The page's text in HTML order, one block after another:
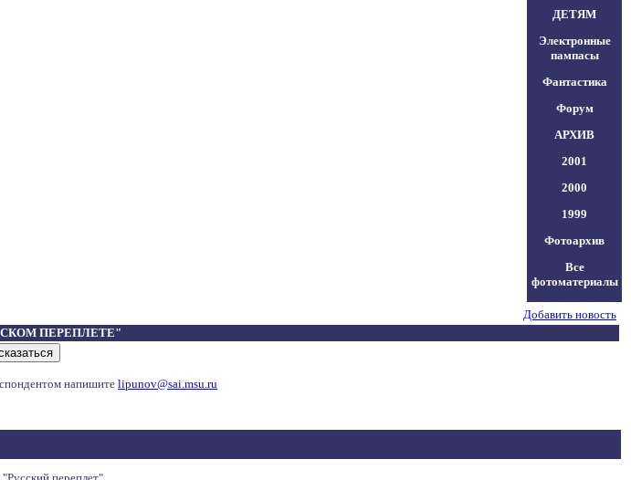
ДЕТЯМ
Электронные
пампасы
Фантастика
Форум
АРХИВ
2001
2000
1999
Фотоархив
Все
фотоматериалы
Добавить новость
ПЕРЕПЛЕТЕ"
напишитеlipunov@sai.msu.ru